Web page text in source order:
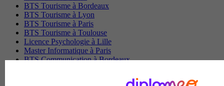
BTS Tourisme à Bordeaux
BTS Tourisme à Lyon
BTS Tourisme à Paris
BTS Tourisme à Toulouse
Licence Psychologie à Lille
Master Informatique à Paris
BTS Communication à Bordeaux